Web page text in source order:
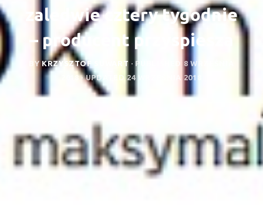
zaledwie cztery tygodnie
– producent przyspiesza
BY KRZYSZTOF SUWART · PUBLISHED 8 WRZEŚNIA
2018· UPDATED 24 WRZEŚNIA 2018